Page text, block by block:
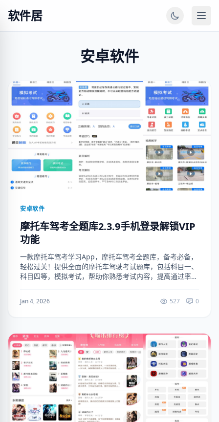
软件居
安卓软件
安卓软件
摩托车驾考全题库2.3.9手机登录解锁VIP
功能
一款摩托车驾考学习App，摩托车驾考全题库，备考必备，
轻松过关！提供全面的摩托车驾驶考试题库，包括科目一、
科目四等，模拟考试，帮助你熟悉考试内容，提高通过率。
Jan 4, 2026 527 0